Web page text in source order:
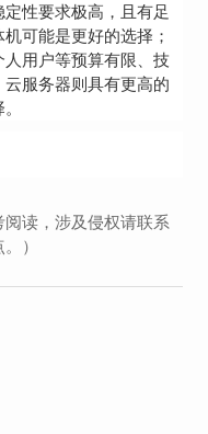
性要求极高，且有足
可能是更好的选择；
用户等预算有限、技
服务器则具有更高的
阅读，涉及侵权请联系
）